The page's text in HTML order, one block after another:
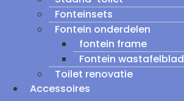
Fonteinsets
Fontein onderdelen
fontein frame
Fontein wastafelblad
Toilet renovatie
Accessoires